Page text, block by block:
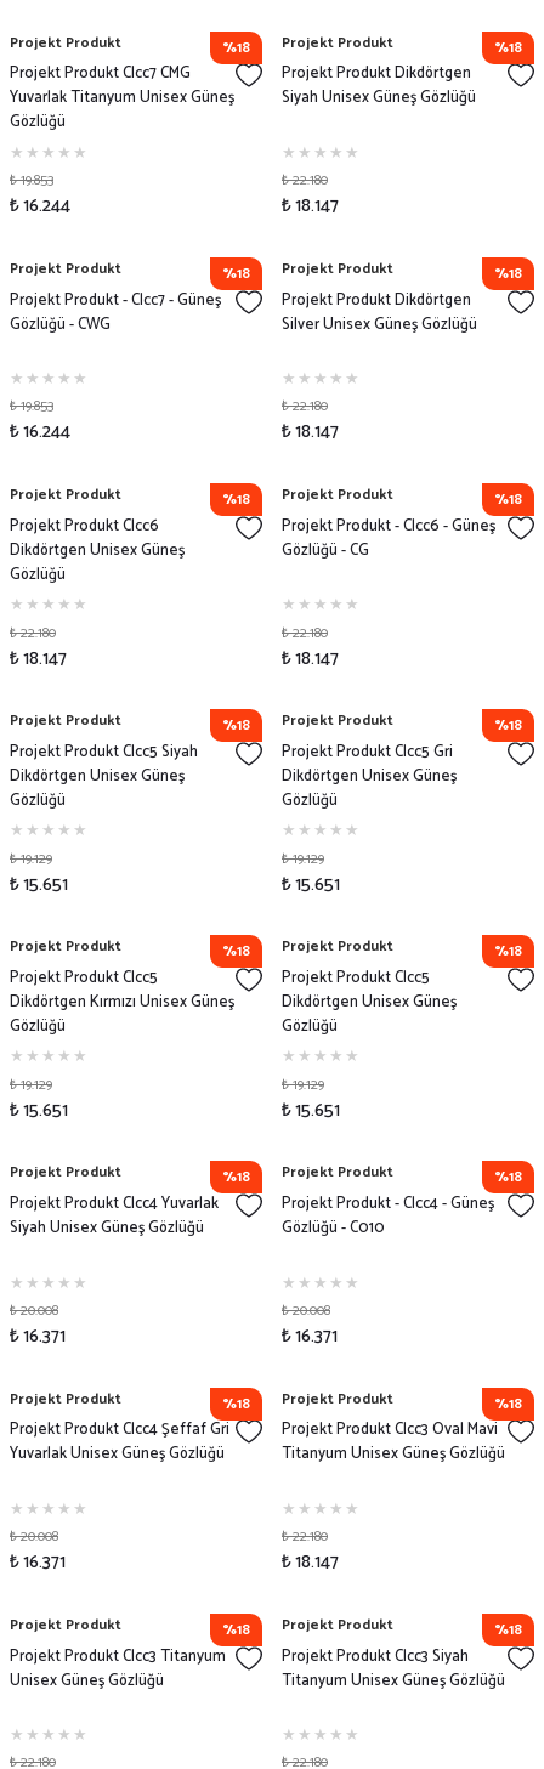
%18
Projekt Produkt
Projekt Produkt Clcc7 CMG
Yuvarlak Titanyum Unisex Güneş
Gözlüğü
₺ 19.853
₺ 16.244
%18
Projekt Produkt
Projekt Produkt Dikdörtgen
Siyah Unisex Güneş Gözlüğü
₺ 22.180
₺ 18.147
%18
Projekt Produkt
Projekt Produkt - Clcc7 - Güneş
Gözlüğü - CWG
₺ 19.853
₺ 16.244
%18
Projekt Produkt
Projekt Produkt Dikdörtgen
Silver Unisex Güneş Gözlüğü
₺ 22.180
₺ 18.147
%18
Projekt Produkt
Projekt Produkt Clcc6
Dikdörtgen Unisex Güneş
Gözlüğü
₺ 22.180
₺ 18.147
%18
Projekt Produkt
Projekt Produkt - Clcc6 - Güneş
Gözlüğü - CG
₺ 22.180
₺ 18.147
%18
Projekt Produkt
Projekt Produkt Clcc5 Siyah
Dikdörtgen Unisex Güneş
Gözlüğü
₺ 19.129
₺ 15.651
%18
Projekt Produkt
Projekt Produkt Clcc5 Gri
Dikdörtgen Unisex Güneş
Gözlüğü
₺ 19.129
₺ 15.651
%18
Projekt Produkt
Projekt Produkt Clcc5
Dikdörtgen Kırmızı Unisex Güneş
Gözlüğü
₺ 19.129
₺ 15.651
%18
Projekt Produkt
Projekt Produkt Clcc5
Dikdörtgen Unisex Güneş
Gözlüğü
₺ 19.129
₺ 15.651
%18
Projekt Produkt
Projekt Produkt Clcc4 Yuvarlak
Siyah Unisex Güneş Gözlüğü
₺ 20.008
₺ 16.371
%18
Projekt Produkt
Projekt Produkt - Clcc4 - Güneş
Gözlüğü - C010
₺ 20.008
₺ 16.371
%18
Projekt Produkt
Projekt Produkt Clcc4 Şeffaf Gri
Yuvarlak Unisex Güneş Gözlüğü
₺ 20.008
₺ 16.371
%18
Projekt Produkt
Projekt Produkt Clcc3 Oval Mavi
Titanyum Unisex Güneş Gözlüğü
₺ 22.180
₺ 18.147
%18
Projekt Produkt
Projekt Produkt Clcc3 Titanyum
Unisex Güneş Gözlüğü
₺ 22.180
%18
Projekt Produkt
Projekt Produkt Clcc3 Siyah
Titanyum Unisex Güneş Gözlüğü
₺ 22.180